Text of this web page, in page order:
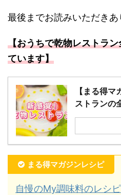
最後までお読みいただきあ
【おうちで乾物レストラ
ています】
【まる得
ストランの
まる得マガジンレシピ
自慢のMy調味料のレシピ